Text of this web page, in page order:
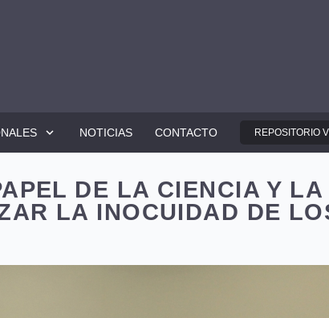
NOTICIAS CONTACTO REPOSITORIO
DE LA CIENCIA Y LA
LA INOCUIDAD DE